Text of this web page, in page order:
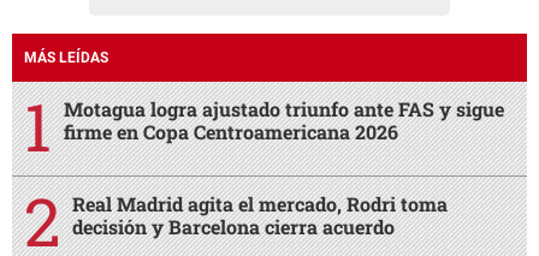
MÁS LEÍDAS
Motagua logra ajustado triunfo ante FAS y sigue
firme en Copa Centroamericana 2026
Real Madrid agita el mercado, Rodri toma
decisión y Barcelona cierra acuerdo